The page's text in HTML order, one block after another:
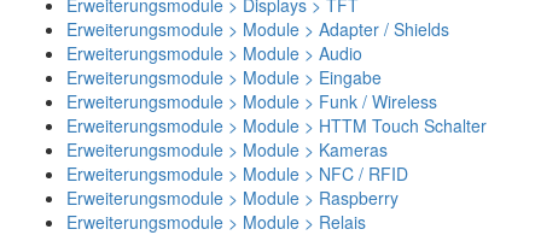
Erweiterungsmodule > Displays > TFT
Erweiterungsmodule > Module > Adapter / Shields
Erweiterungsmodule > Module > Audio
Erweiterungsmodule > Module > Eingabe
Erweiterungsmodule > Module > Funk / Wireless
Erweiterungsmodule > Module > HTTM Touch Schalter
Erweiterungsmodule > Module > Kameras
Erweiterungsmodule > Module > NFC / RFID
Erweiterungsmodule > Module > Raspberry
Erweiterungsmodule > Module > Relais